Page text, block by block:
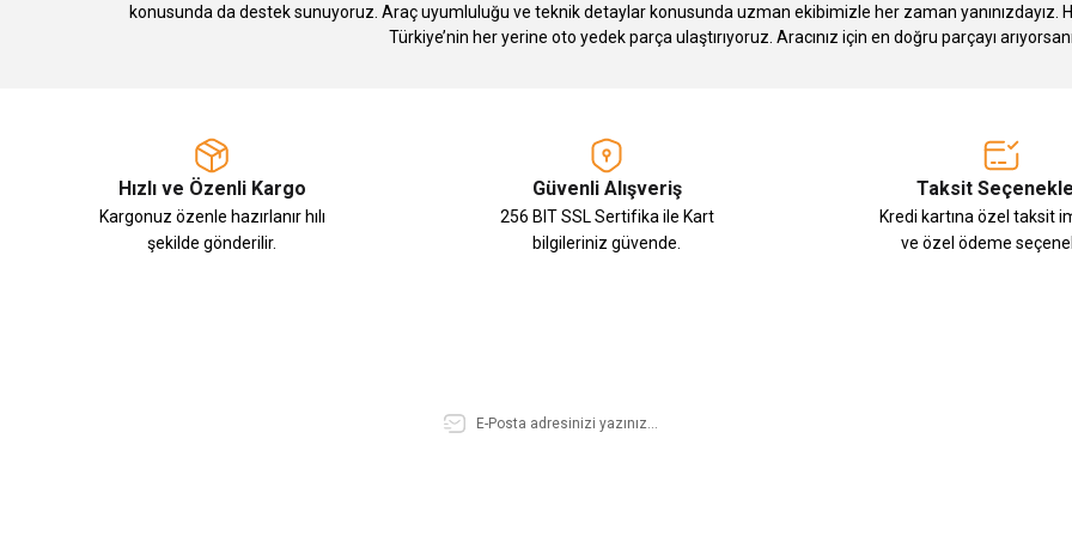
Gönder
konusunda da destek sunuyoruz. Araç uyumluluğu ve teknik detaylar konusunda uzman ekibimizle her zaman yanınızdayız.
Türkiye’nin her yerine oto yedek parça ulaştırıyoruz. Aracınız için en doğru parçayı
Hızlı ve Özenli Kargo
Kargonuz özenle hazırlanır hılı
şekilde gönderilir.
Güvenli Alışveriş
256 BIT SSL Sertifika ile Kart
bilgileriniz güvende.
Taksit
Kredi kartına özel taksit
ve özel ödeme